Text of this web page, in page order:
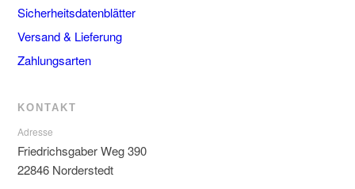
Sicherheitsdatenblätter
Versand & Lieferung
Zahlungsarten
KONTAKT
Adresse
Friedrichsgaber Weg 390
22846 Norderstedt